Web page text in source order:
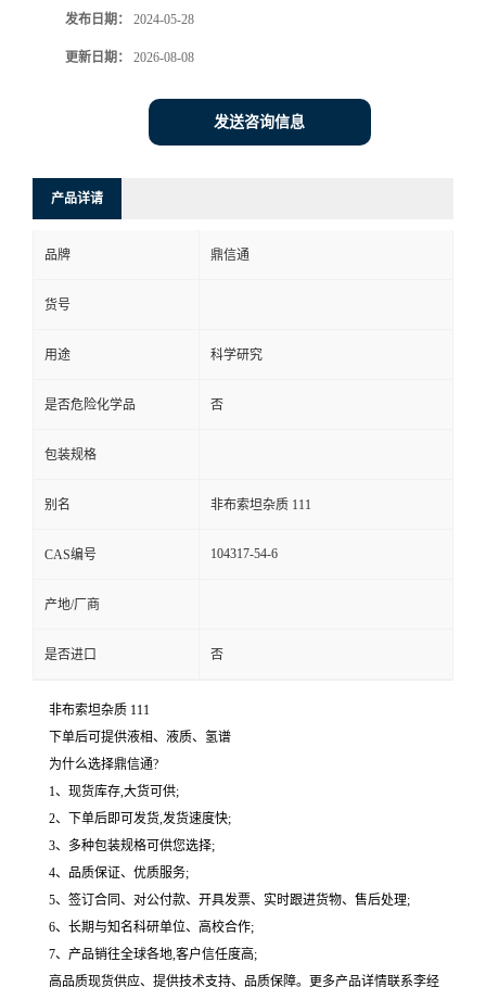
发布日期： 2024-05-28
更新日期： 2026-08-08
发送咨询信息
产品详请
品牌 鼎信通
货号
用途 科学研究
是否危险化学品 否
包装规格
别名 非布索坦杂质 111
CAS编号 104317-54-6
产地/厂商
是否进口 否
非布索坦杂质 111
下单后可提供液相、液质、氢谱
为什么选择鼎信通?
1、现货库存,大货可供;
2、下单后即可发货,发货速度快;
3、多种包装规格可供您选择;
4、品质保证、优质服务;
5、签订合同、对公付款、开具发票、实时跟进货物、售后处理;
6、长期与知名科研单位、高校合作;
7、产品销往全球各地,客户信任度高;
高品质现货供应、提供技术支持、品质保障。更多产品详情联系李经